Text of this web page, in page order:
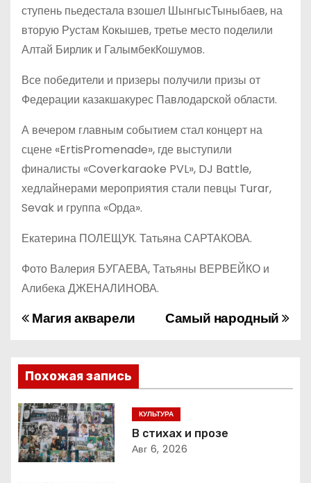
ступень пьедестала взошел ШынгысТыныбаев, на
вторую Рустам Кокышев, третье место поделили
Алтай Бирлик и ГалымбекКошумов.
Все победители и призеры получили призы от
Федерации казакшакурес Павлодарской области.
А вечером главным событием стал концерт на
сцене «ErtisPromenade», где выступили
финалисты «Coverkaraoke PVL», DJ Battle,
хедлайнерами мероприятия стали певцы Turar,
Sevak и группа «Орда».
Екатерина ПОЛЕЩУК. Татьяна САРТАКОВА.
Фото Валерия БУГАЕВА, Татьяны ВЕРВЕЙКО и
Алибека ДЖЕНАЛИНОВА.
Н
в
и
г
а
Самый народный
Магия акварели
Похожая запись
КУЛЬТУРА
В стихах и прозе
Авг 6, 2026